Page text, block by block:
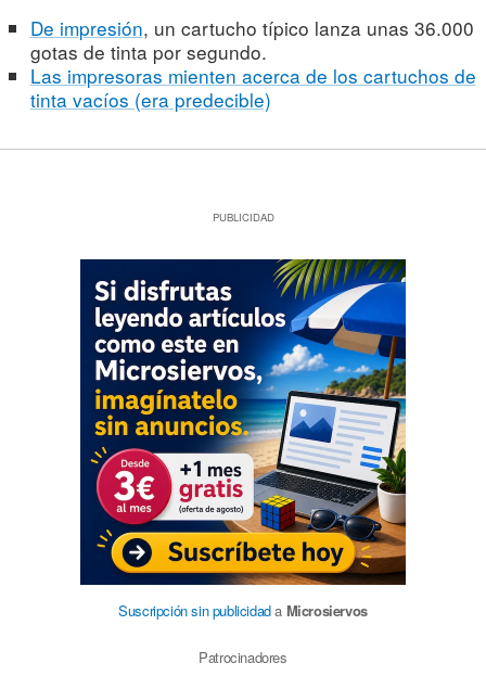
De impresión, un cartucho típico lanza unas 36.000
gotas de tinta por segundo.
Las impresoras mienten acerca de los cartuchos de
tinta vacíos (era predecible)
PUBLICIDAD
Suscripción sin publicidada Microsiervos
Patrocinadores